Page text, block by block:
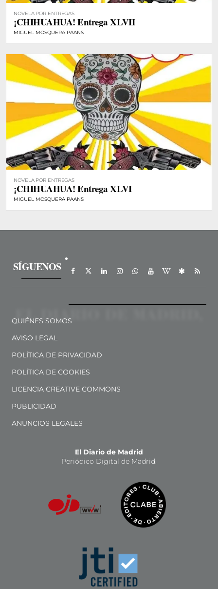
NOVELA POR ENTREGAS
¡CHIHUAHUA! Entrega XLVII
MIGUEL MOSQUERA PAANS
NOVELA POR ENTREGAS
¡CHIHUAHUA! Entrega XLVI
MIGUEL MOSQUERA PAANS
SÍGUENOS
QUIÉNES SOMOS
AVISO LEGAL
POLÍTICA DE PRIVACIDAD
POLÍTICA DE COOKIES
LICENCIA CREATIVE COMMONS
PUBLICIDAD
ANUNCIOS LEGALES
El Diario de Madrid
Periódico Digital de Madrid.